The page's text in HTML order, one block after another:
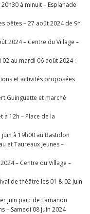
à minuit – Esplanade
bêtes – 27 août 2024 de 9h
2024 – Centre du Village –
au mardi 06 août 2024 :
et activités proposées
Guinguette et marché
à 12h – Place de la
juin à 19h00 au Bastidon
et Taureaux Jeunes –
– Centre du Village –
de théâtre les 01 & 02 juin
juin parc de Lamanon
– Samedi 08 juin 2024